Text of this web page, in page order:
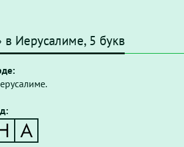
в Иерусалиме, 5 букв